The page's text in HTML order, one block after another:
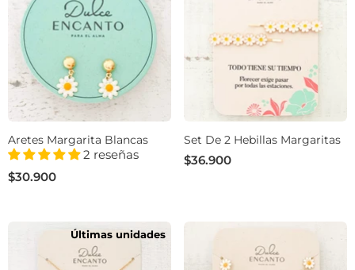
Aretes Margarita Blancas
2 reseñas
$30.900
Set De 2 Hebillas Margaritas
$36.900
Últimas unidades